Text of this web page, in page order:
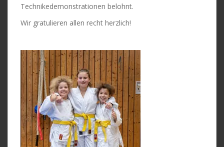
Technikedemonstrationen belohnt.
Wir gratulieren allen recht herzlich!